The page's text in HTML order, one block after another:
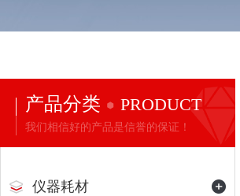
产品分类 PRODUCT
我们相信好的产品是信誉的保证！
仪器耗材